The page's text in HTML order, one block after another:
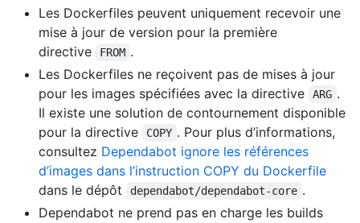
Les Dockerfiles peuvent uniquement recevoir une
mise à jour de version pour la première
directive
FROM .
Les Dockerfiles ne reçoivent pas de mises à jour
pour les images spécifiées avec la directive
ARG .
Il existe une solution de contournement disponible
pour la directive
COPY . Pour plus d’informations,
consultez Dependabot ignore les références
d’images dans l’instruction COPY du Dockerfile
dans le dépôt
dependabot/dependabot-core .
Dependabot ne prend pas en charge les builds